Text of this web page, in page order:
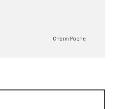
Charm Poche